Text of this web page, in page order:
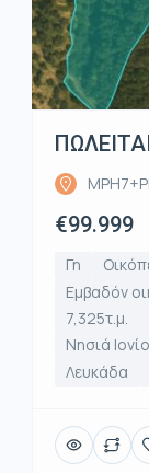
€99.999
Γη
Εμβαδόν
7,325τ.μ.
Νησιά
Λευκάδα